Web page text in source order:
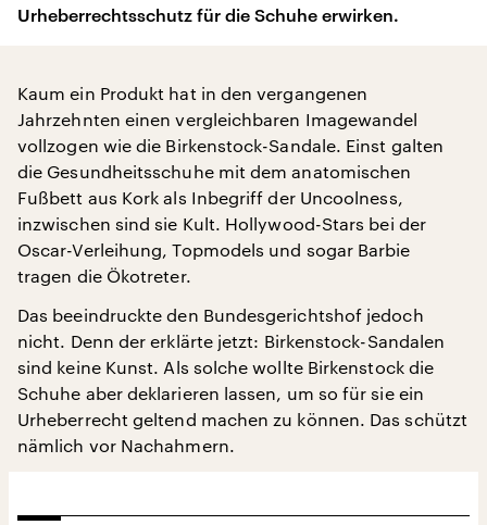
Urheberrechtsschutz für die Schuhe erwirken.
Kaum ein Produkt hat in den vergangenen
Jahrzehnten einen vergleichbaren Imagewandel
vollzogen wie die Birkenstock-Sandale. Einst galten
die Gesundheitsschuhe mit dem anatomischen
Fußbett aus Kork als Inbegriff der Uncoolness,
inzwischen sind sie Kult. Hollywood-Stars bei der
Oscar-Verleihung, Topmodels und sogar Barbie
tragen die Ökotreter.
Das beeindruckte den Bundesgerichtshof jedoch
nicht. Denn der erklärte jetzt: Birkenstock-Sandalen
sind keine Kunst. Als solche wollte Birkenstock die
Schuhe aber deklarieren lassen, um so für sie ein
Urheberrecht geltend machen zu können. Das schützt
nämlich vor Nachahmern.